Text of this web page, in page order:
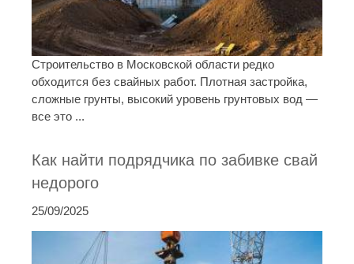
Строительство в Московской области редко
обходится без свайных работ. Плотная застройка,
сложные грунты, высокий уровень грунтовых вод —
все это ...
Как найти подрядчика по забивке свай
недорого
25/09/2025